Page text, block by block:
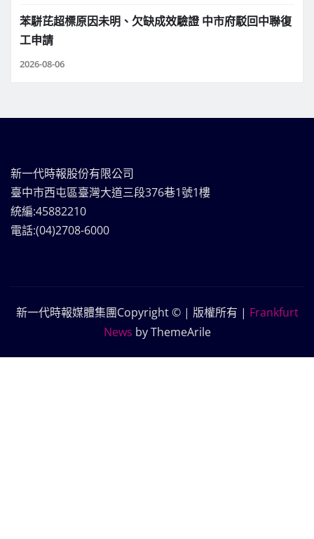
苯駢芘超標原因未明、欠缺成效驗證 中市府駁回中聯復
工申請
2026-08-06
新一代時報股份有限公司
臺中市西屯區臺灣大道三段376巷1號1樓
統編:45882210
電話:(04)2708-6000
新一代時報媒體集團Copyright © | 版權所有 | Frankfurt
News by ThemeArile